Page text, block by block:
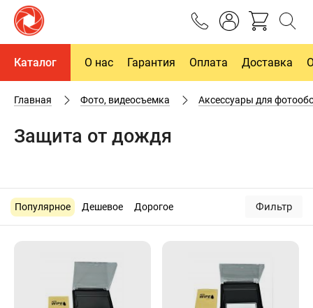
Каталог О нас Гарантия Оплата Доставка
Главная Фото, видеосъемка Аксессуары для
Защита от дождя
Популярное Дешевое Дорогое Фильтр